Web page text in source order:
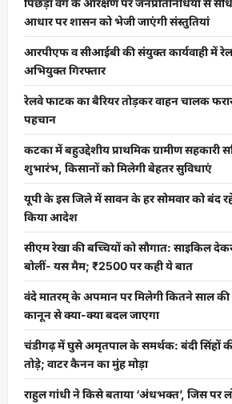
आधार पर शासन को भेजी जाएंगी संस्तुतियां
आरपीएफ व सीआईबी की संयुक्त कार्यवाही में
अभियुक्त गिरफ्तार
रेलवे फाटक का बैरियर तोड़कर वाहन चालक
पहचान
कटका में बहुउद्देशीय प्राथमिक ग्रामीण सहकारी
शुभारंभ, किसानों को मिलेगी बेहतर सुविधाएं
यूपी के इस जिले में सावन के हर सोमवार को बंद
किया आदेश
सीएम रेखा की बच्चियों को सौगात: साइकिल
बोलीं- यस मैम; ₹2500 पर कही ये बात
वंदे मातरम् के अपमान पर मिलेगी कितने साल
कानून से क्या-क्या बदल जाएगा
चंडीगढ़ में घुसे अमृतपाल के समर्थक: बंदी सिंहों
तोड़े; वाटर कैनन का मुंह मोड़ा
राहुल गांधी ने किसे बताया ‘अंधभक्त’, जिस पर